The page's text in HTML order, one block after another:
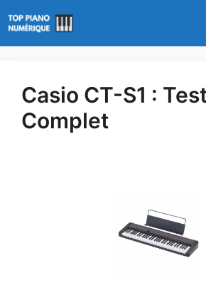
au
contenu
Casio CT-S1 :
Complet